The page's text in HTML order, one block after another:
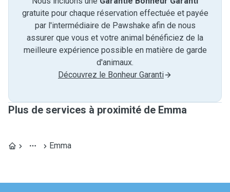
gratuite pour chaque réservation effectuée et payée
par l'intermédiaire de Pawshake afin de nous
assurer que vous et votre animal bénéficiez de la
meilleure expérience possible en matière de garde
d'animaux.
Découvrez le Bonheur Garanti
Plus de services à proximité de Emma
Emma